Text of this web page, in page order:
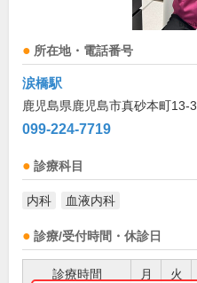
所在地・電話番号
涙橋駅
鹿児島県鹿児島市真砂本町13-3
099-224-7719
診療科目
内科 血液内科
診療/受付時間・休診日
診療時間 月 火